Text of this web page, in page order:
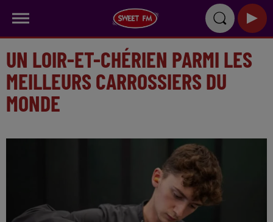
UN LOIR-ET-CHÉRIEN PARMI LES
MEILLEURS CARROSSIERS DU
MONDE